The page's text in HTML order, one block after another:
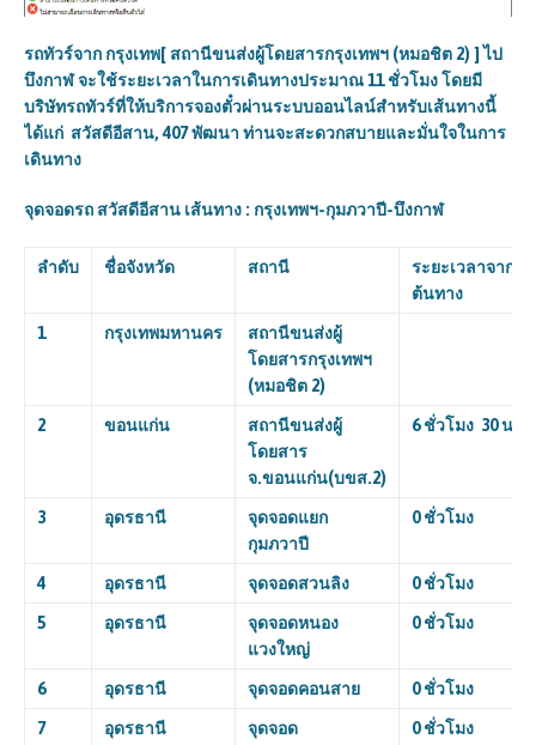
รถทัวร์จาก กรุงเทพ[ สถานีขนส่งผู้โดยสารกรุงเทพฯ (หมอชิต 2) ]ไป
บึงกาฬ จะใช้ระยะเวลาในการเดินทางประมาณ 11 ชั่วโมงโดยมี
บริษัทรถทัวร์ที่ให้บริการจองตั๋วผ่านระบบออนไลน์สำหรับเส้นทางนี้
ได้แก่ สวัสดีอีสาน, 407 พัฒนา ท่านจะสะดวกสบายและมั่นใจในการ
เดินทาง
จุดจอดรถ สวัสดีอีสาน เส้นทาง : กรุงเทพฯ-กุมภวาปี-บึงกาฬ
ลำดับ ชื่อจังหวัด สถานี
ระยะเวลาจาก
ต้นทาง
1 กรุงเทพมหานคร
สถานีขนส่งผู้
โดยสารกรุงเทพฯ
(หมอชิต 2)
2 ขอนแก่น
สถานีขนส่งผู้
โดยสาร
จ.ขอนแก่น(บขส.2)
6 ชั่วโมง 30 นาที
3 อุดรธานี
จุดจอดแยก
กุมภวาปี
0 ชั่วโมง
4 อุดรธานี จุดจอดสวนลิง 0 ชั่วโมง
5 อุดรธานี
จุดจอดหนอง
แวงใหญ่
0 ชั่วโมง
6 อุดรธานี จุดจอดคอนสาย 0 ชั่วโมง
7 อุดรธานี
จุดจอด
0 ชั่วโมง